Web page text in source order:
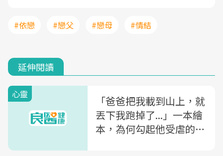
#依戀 #戀父 #戀母 #情結
延伸閱讀
心靈
「爸爸把我載到山上，就
丟下我跑掉了...」一本繪
本，為何勾起他受虐的記